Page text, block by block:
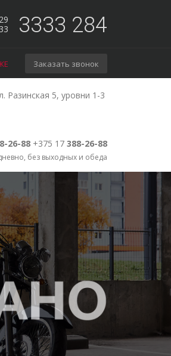
3333 284
Заказать звонок
Разинская 5, уровни 1-3
26-88 +375 17 388-26-88
без выходных и обеда